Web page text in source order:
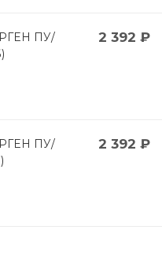
ПУ/
2 392 ₽
ПУ/
2 392 ₽